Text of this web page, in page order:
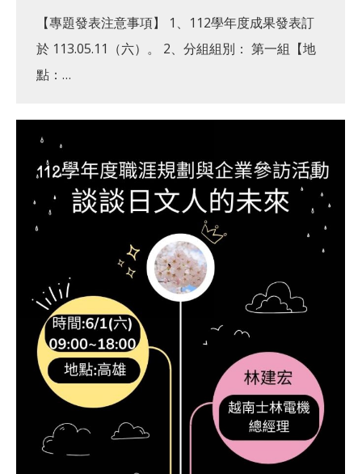
【專題發表注意事項】 1、112學年度成果發表訂
於 113.05.11（六）。 2、分組組別： 第一組【地
點：…